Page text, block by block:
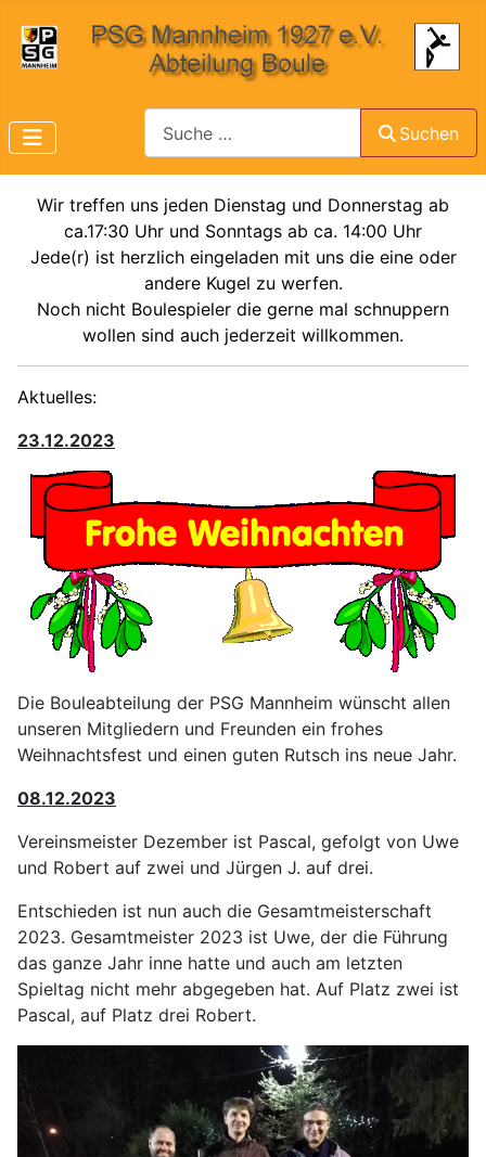
Suchen
Wir treffen uns jeden Dienstag und Donnerstag ab
ca.17:30 Uhr und Sonntags ab ca. 14:00 Uhr
Jede(r) ist herzlich eingeladen mit uns die eine oder
andere Kugel zu werfen.
Noch nicht Boulespieler die gerne mal schnuppern
wollen sind auch jederzeit willkommen.
Aktuelles:
23.12.2023
Die Bouleabteilung der PSG Mannheim wünscht allen
unseren Mitgliedern und Freunden ein frohes
Weihnachtsfest und einen guten Rutsch ins neue Jahr.
08.12.2023
Vereinsmeister Dezember ist Pascal, gefolgt von Uwe
und Robert auf zwei und Jürgen J. auf drei.
Entschieden ist nun auch die Gesamtmeisterschaft
2023. Gesamtmeister 2023 ist Uwe, der die Führung
das ganze Jahr inne hatte und auch am letzten
Spieltag nicht mehr abgegeben hat. Auf Platz zwei ist
Pascal, auf Platz drei Robert.